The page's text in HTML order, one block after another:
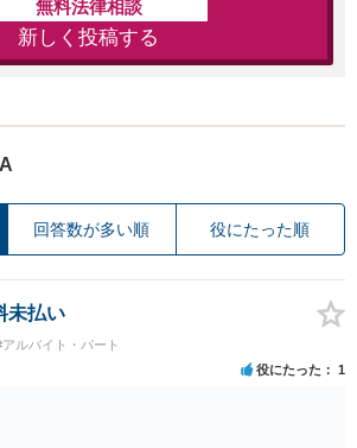
無料法律相談
新しく投稿する
回答数が多い順 役にたった順
未払い
アルバイト・パート
役にたった 1